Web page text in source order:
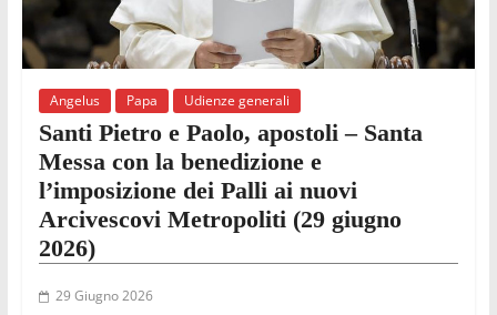
Angelus Papa Udienze generali
Santi Pietro e Paolo, apostoli – Santa
Messa con la benedizione e
l’imposizione dei Palli ai nuovi
Arcivescovi Metropoliti (29 giugno
2026)
29 Giugno 2026